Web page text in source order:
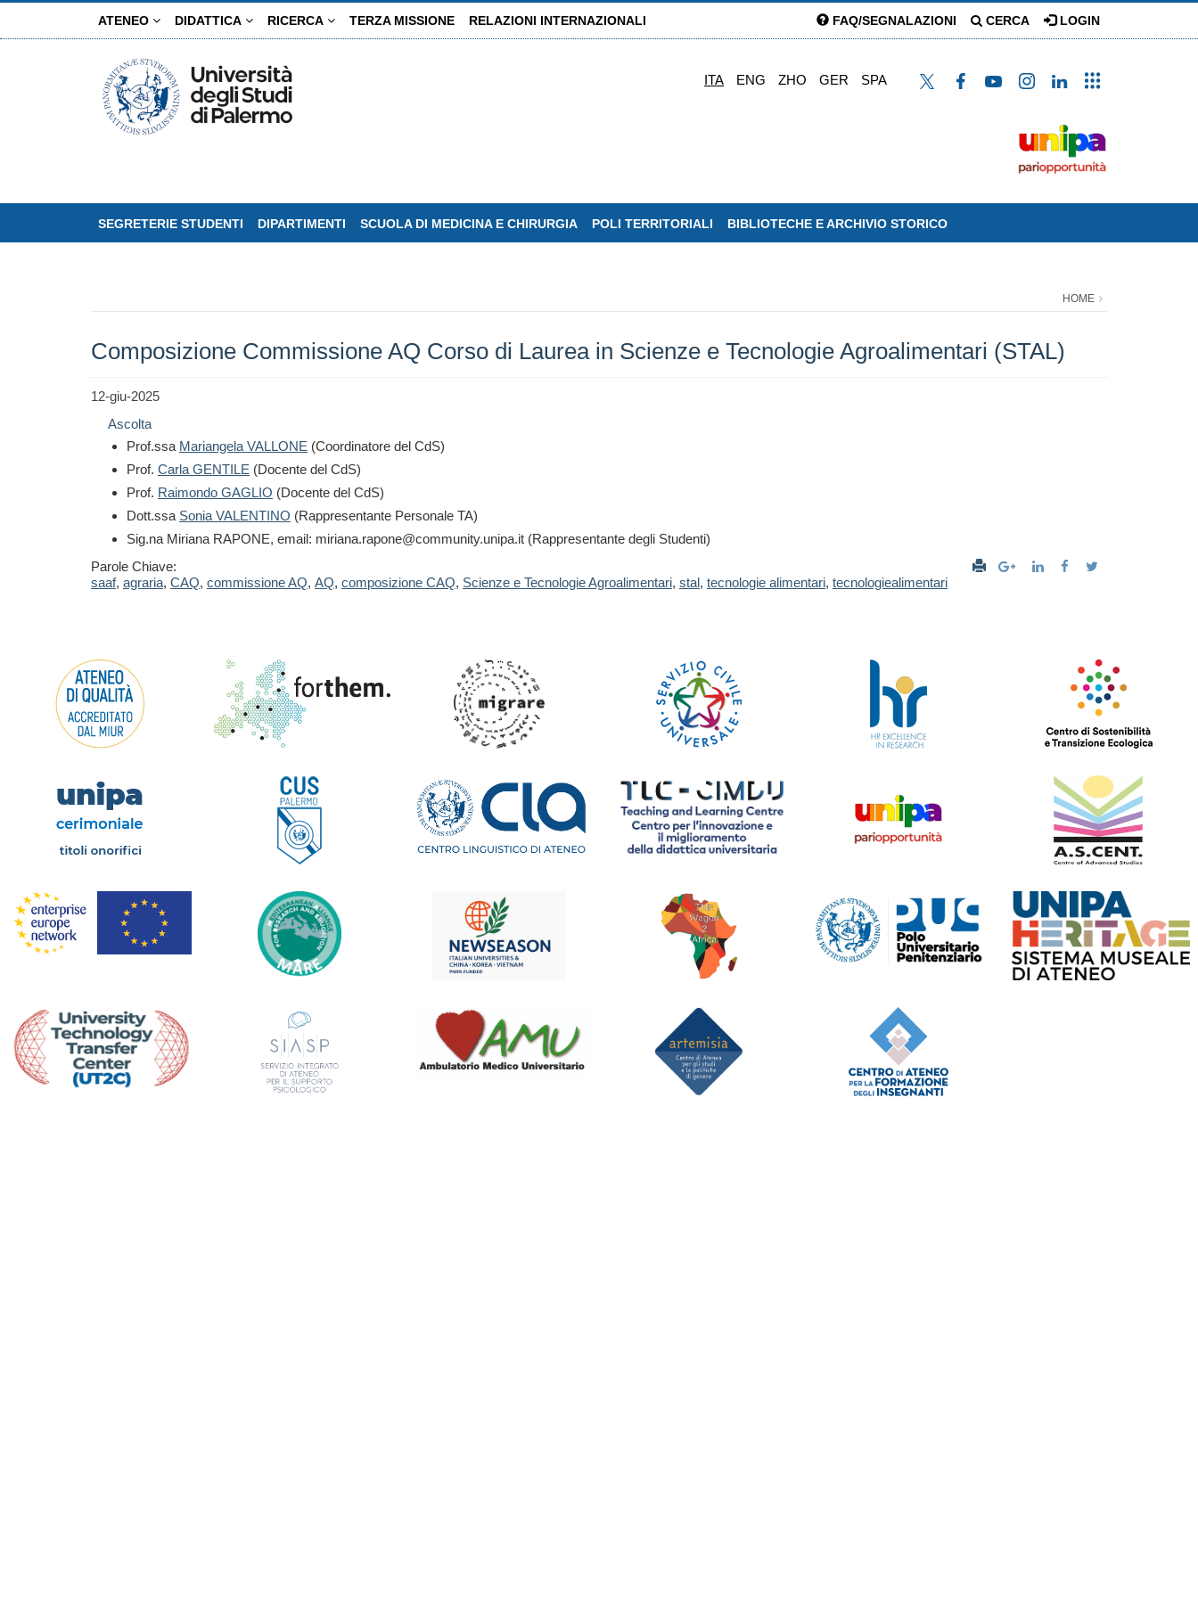
ATENEO DIDATTICA RICERCA TERZA MISSIONE RELAZIONI INTERNAZIONALI FAQ/SEGNALAZIONI CERCA LOGIN
ITA ENG ZHO GER SPA
SEGRETERIE STUDENTI DIPARTIMENTI SCUOLA DI MEDICINA E CHIRURGIA POLI TERRITORIALI BIBLIOTECHE E ARCHIVIO STORICO
HOME
Composizione Commissione AQ Corso di Laurea in Scienze e Tecnologie Agroalimentari (STAL)
12-giu-2025
Ascolta
Prof.ssa Mariangela VALLONE (Coordinatore del CdS)
Prof. Carla GENTILE (Docente del CdS)
Prof. Raimondo GAGLIO (Docente del CdS)
Dott.ssa Sonia VALENTINO (Rappresentante Personale TA)
Sig.na Miriana RAPONE, email: miriana.rapone@community.unipa.it (Rappresentante degli Studenti)
Parole Chiave:
saaf, agraria, CAQ, commissione AQ, AQ, composizione CAQ, Scienze e Tecnologie Agroalimentari, stal, tecnologie alimentari, tecnologiealimentari